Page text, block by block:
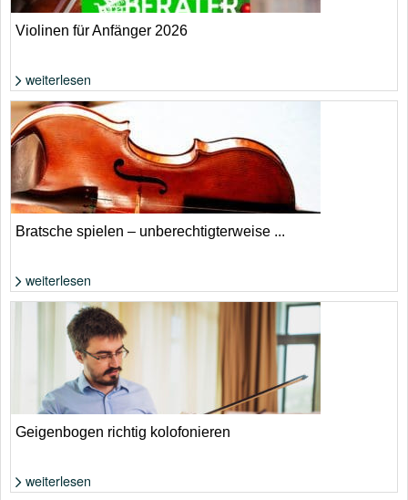
Foto: von Irving Sandoval (shutterstock) und afffancy (shutterstock) und
artem evdokimov (shutterstock) und Justiconnic (Noun Project)
Violinen für Anfänger 2026
weiterlesen
Foto: Shutterstock von Damian Byrne
Bratsche spielen – unberechtigterweise ...
weiterlesen
Geigenbogen richtig kolofonieren
weiterlesen